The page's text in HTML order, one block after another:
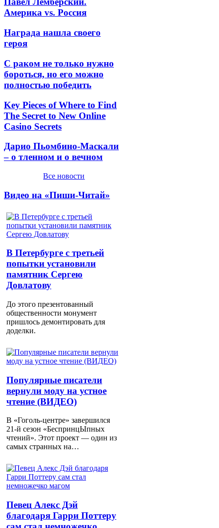
Америка vs. Россия
Награда нашла своего
героя
С раком не только нужно
бороться, но его можно
полностью победить
Key Pieces of Where to Find
The Secret to New Online
Casino Secrets
Дарио Пьомбино-Маскали
– о тленном и о вечном
Все новости
Видео на «Пиши-Читай»
В Петербурге с третьей
попытки установили
памятник Сергею
Довлатову
До этого презентованный
общественности монумент
пришлось демонтировать для
доделки.
Популярные писатели
вернули моду на устное
чтение (ВИДЕО)
В «Гоголь-центре» завершился
21-й сезон «БеспринцЫпных
чтений». Этот проект — один из
самых странных на…
Певец Алекс Дэй
благодаря Гарри Поттеру